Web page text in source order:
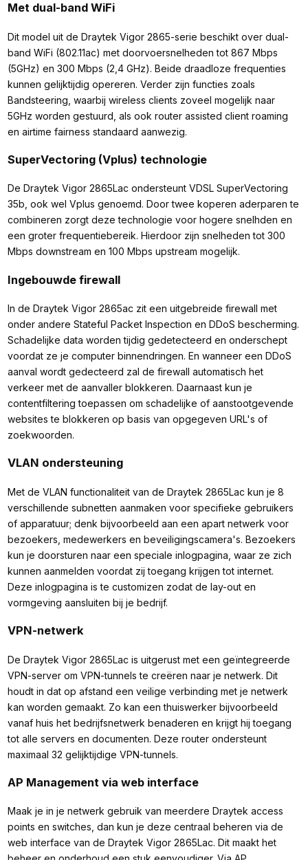
Met dual-band WiFi
Dit model uit de Draytek Vigor 2865-serie beschikt over dual-
band WiFi (802.11ac) met doorvoersnelheden tot 867 Mbps
(5GHz) en 300 Mbps (2,4 GHz). Beide draadloze frequenties
kunnen gelijktijdig opereren. Verder zijn functies zoals
Bandsteering, waarbij wireless clients zoveel mogelijk naar
5GHz worden gestuurd, als ook router assisted client roaming
en airtime fairness standaard aanwezig.
SuperVectoring (Vplus) technologie
De Draytek Vigor 2865Lac ondersteunt VDSL SuperVectoring
35b, ook wel Vplus genoemd. Door twee koperen aderparen te
combineren zorgt deze technologie voor hogere snelhden en
een groter frequentiebereik. Hierdoor zijn snelheden tot 300
Mbps downstream en 100 Mbps upstream mogelijk.
Ingebouwde firewall
In de Draytek Vigor 2865ac zit een uitgebreide firewall met
onder andere Stateful Packet Inspection en DDoS bescherming.
Schadelijke data worden tijdig gedetecteerd en onderschept
voordat ze je computer binnendringen. En wanneer een DDoS
aanval wordt gedecteerd zal de firewall automatisch het
verkeer met de aanvaller blokkeren. Daarnaast kun je
contentfiltering toepassen om schadelijke of aanstootgevende
websites te blokkeren op basis van opgegeven URL's of
zoekwoorden.
VLAN ondersteuning
Met de VLAN functionaliteit van de Draytek 2865Lac kun je 8
verschillende subnetten aanmaken voor specifieke gebruikers
of apparatuur; denk bijvoorbeeld aan een apart netwerk voor
bezoekers, medewerkers en beveiligingscamera's. Bezoekers
kun je doorsturen naar een speciale inlogpagina, waar ze zich
kunnen aanmelden voordat zij toegang krijgen tot internet.
Deze inlogpagina is te customizen zodat de lay-out en
vormgeving aansluiten bij je bedrijf.
VPN-netwerk
De Draytek Vigor 2865Lac is uitgerust met een geïntegreerde
VPN-server om VPN-tunnels te creëren naar je netwerk. Dit
houdt in dat op afstand een veilige verbinding met je netwerk
kan worden gemaakt. Zo kan een thuiswerker bijvoorbeeld
vanaf huis het bedrijfsnetwerk benaderen en krijgt hij toegang
tot alle servers en documenten. Deze router ondersteunt
maximaal 32 gelijktijdige VPN-tunnels.
AP Management via web interface
Maak je in je netwerk gebruik van meerdere Draytek access
points en switches, dan kun je deze centraal beheren via de
web interface van de Draytek Vigor 2865Lac. Dit maakt het